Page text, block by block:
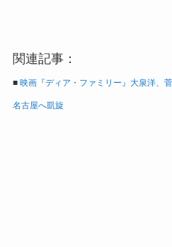
関連記事：
■ 映画『ディア・ファミリー』大泉洋、
名古屋へ凱旋